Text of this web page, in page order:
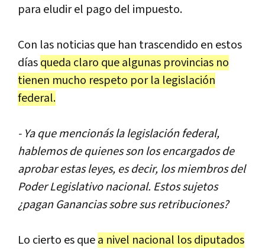
para eludirel pago del impuesto.
Con las noticiasque han trascendido en estos
díasqueda claro quealgunas provincias no
tienen mucho respeto por la legislación
federal.
- Ya quemencionás la legislación federal,
hablemos de quienesson los encargados de
aprobar estas leyes, es decir, losmiembros del
Poder Legislativonacional. Estossujetos
¿pagan Gananciassobresusretribuciones?
Lo cierto esquea nivel nacional losdiputados